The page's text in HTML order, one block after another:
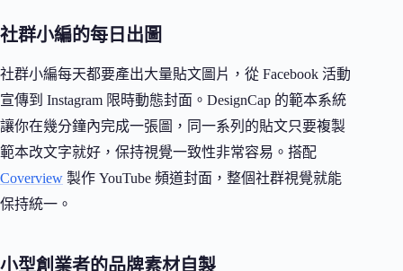
社群小編的每日出圖
社群小編每天都要產出大量貼文圖片，從 Facebook 活動
宣傳到 Instagram 限時動態封面。DesignCap 的範本系統
讓你在幾分鐘內完成一張圖，同一系列的貼文只要複製
範本改文字就好，保持視覺一致性非常容易。搭配
Coverview 製作 YouTube 頻道封面，整個社群視覺就能
保持統一。
小型創業者的品牌素材自製